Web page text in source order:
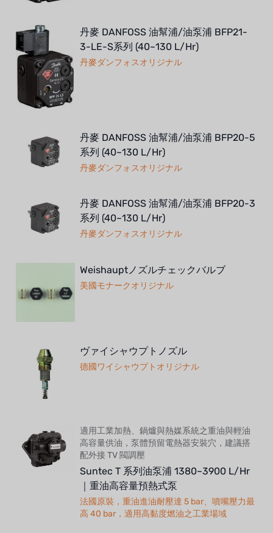
丹麥 DANFOSS 油幫浦/油泵浦 BFP21-
3-LE-S系列 (40~130 L/Hr)
丹麥ダンフォスオリジナル
丹麥 DANFOSS 油幫浦/油泵浦 BFP20-5
系列 (40~130 L/Hr)
丹麥ダンフォスオリジナル
丹麥 DANFOSS 油幫浦/油泵浦 BFP20-3
系列 (40~130 L/Hr)
丹麥ダンフォスオリジナル
Weishauptノズルチェックバルブ
美國モナークオリジナル
ヴァイシャウプトノズル
德國ワイシャウプトオリジナル
適用工業加熱、鍋爐與熱媒系統之重油與輕油
高容量供油，泵體預留電熱器安裝穴，建議搭
配外接 TV 閥調壓
Suntec T 系列油泵浦 1380~3900 L/Hr
｜重油高容量預熱式泵
法國原裝，重油進油耐壓達 5 bar、噴嘴壓力最
高 40 bar，適用高黏度燃油之工業場域